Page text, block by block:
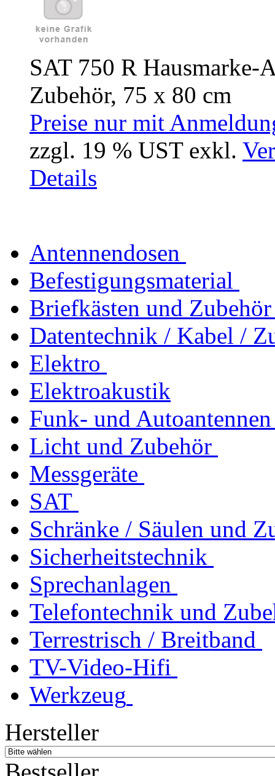
SAT 750 R
Zubehör, 75 x 80 cm
Preise nur mit
zzgl. 19 % UST exkl.
Details
Antennendosen
Befestigungsmaterial
Briefkästen und Zubehör
Datentechnik / Kabel /
Elektro
Elektroakustik
Funk- und Autoantennen
Licht und Zubehör
Messgeräte
SAT
Schränke / Säulen und
Sicherheitstechnik
Sprechanlagen
Telefontechnik und
Terrestrisch / Breitband
TV-Video-Hifi
Werkzeug
Hersteller